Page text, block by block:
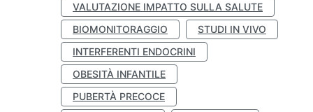
VALUTAZIONE IMPATTO SULLA SALUTE
BIOMONITORAGGIO
STUDI IN VIVO
INTERFERENTI ENDOCRINI
OBESITÀ INFANTILE
PUBERTÀ PRECOCE